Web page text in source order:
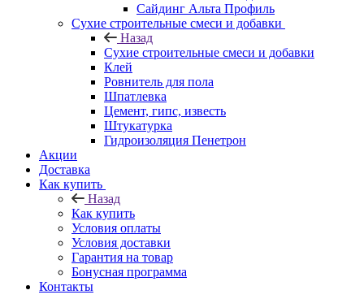
Сайдинг Альта Профиль
Сухие строительные смеси и добавки
Назад
Сухие строительные смеси и добавки
Клей
Ровнитель для пола
Шпатлевка
Цемент, гипс, известь
Штукатурка
Гидроизоляция Пенетрон
Акции
Доставка
Как купить
Назад
Как купить
Условия оплаты
Условия доставки
Гарантия на товар
Бонусная программа
Контакты